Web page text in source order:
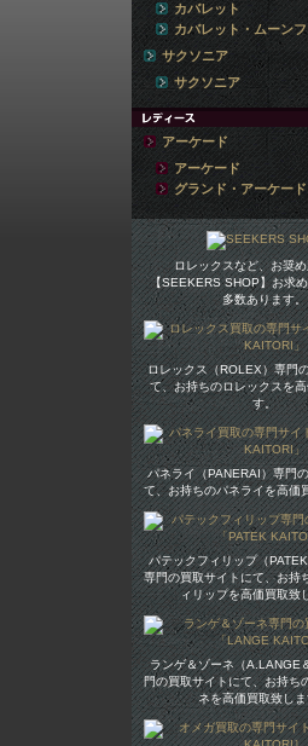
カバレット
カバレット・ムーン
サクソニア
サクソニア
アーケード
アーケード
グランド・アーケード
ロレックスなど、お奨
【SEEKERS SHOP】お求
多数あります。
ロレックス（ROLEX）専門
て、お持ちのロレックスを
す。
パネライ（PANERAI）専門
て、お持ちのパネライを高価
パテックフィリップ（
専門の買取サイトにて、お持
ィリップを高価買取致
ランゲ＆ゾーネ（A.LANGE
門の買取サイトにて、お持ち
ネを高価買取致し